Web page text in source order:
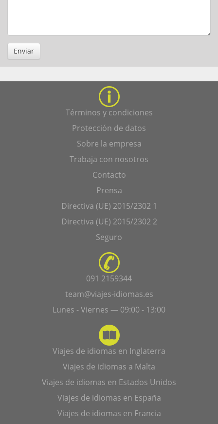
Enviar
Términos y condiciones
Protección de datos
Sobre la empresa
Trabaja con nosotros
Contacto
Prensa
Directiva (UE) 2015/2302 1
Directiva (UE) 2015/2302 2
Seguro
091 2159344
team@viajes-idiomas.es
Lunes - Viernes — 09:00 - 13:00
Viajes de idiomas en Inglaterra
Viajes de idiomas a Malta
Viajes de idiomas en Estados Unidos
Viajes de idiomas en España
Viajes de idiomas en Francia